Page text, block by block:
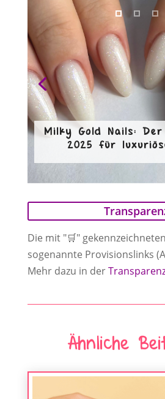
Milky Gold Nails:
2025 für
Die mit "🛒"
sogenannte Provisionslinks
Mehr dazu in der
Ähnliche